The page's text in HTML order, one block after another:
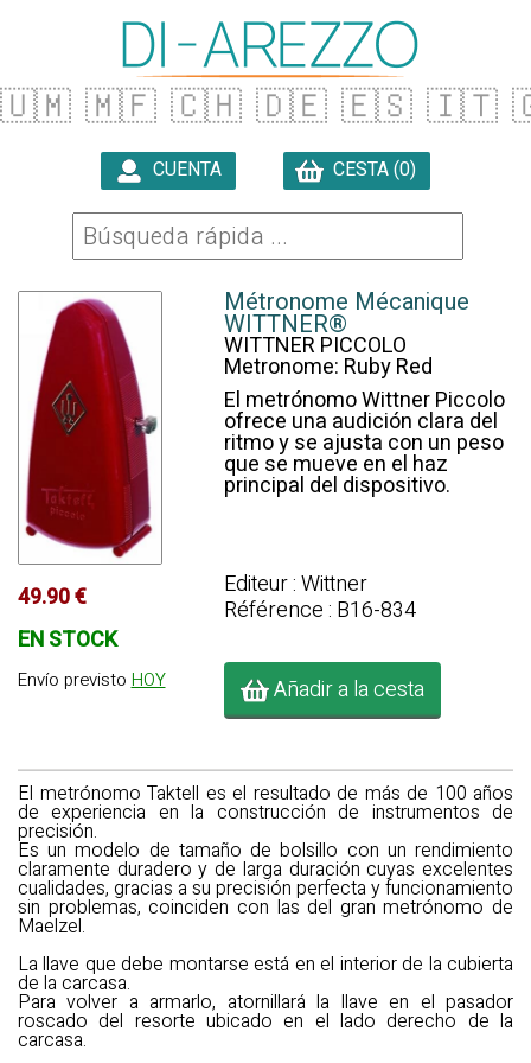
🇺🇲 🇲🇫 🇨🇭 🇩🇪 🇪🇸 🇮🇹
CUENTA CESTA (0)
49.90 €
EN STOCK
Envío previsto HOY
Métronome Mécanique
WITTNER®
WITTNER PICCOLO
Metronome: Ruby Red
El metrónomo Wittner Piccolo
ofrece una audición clara del
ritmo y se ajusta con un peso
que se mueve en el haz
principal del dispositivo.
Editeur : Wittner
Référence : B16-834
Añadir a la cesta
El metrónomo Taktell es el resultado de más de 100 años
de experiencia en la construcción de instrumentos de
precisión.
Es un modelo de tamaño de bolsillo con un rendimiento
claramente duradero y de larga duración cuyas excelentes
cualidades, gracias a su precisión perfecta y funcionamiento
sin problemas, coinciden con las del gran metrónomo de
Maelzel.
La llave que debe montarse está en el interior de la cubierta
de la carcasa.
Para volver a armarlo, atornillará la llave en el pasador
roscado del resorte ubicado en el lado derecho de la
carcasa.